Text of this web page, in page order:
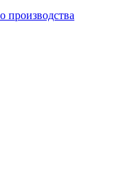
производства